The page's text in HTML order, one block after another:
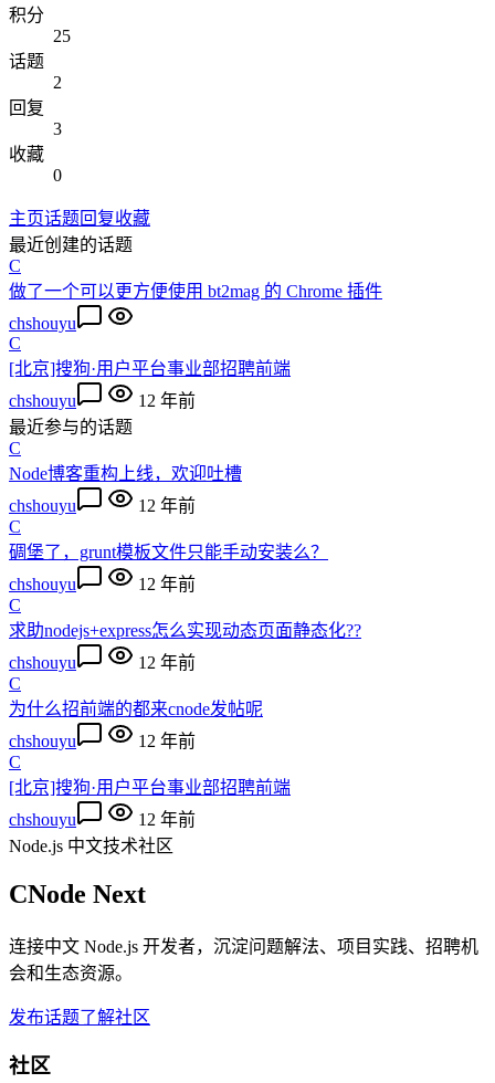
积分
25
话题
2
回复
3
收藏
0
主页话题回复收藏
最近创建的话题
C
做了一个可以更方便使用 bt2mag 的 Chrome 插件
chshouyu
C
[北京]搜狗·用户平台事业部招聘前端
chshouyu
12 年前
最近参与的话题
C
Node博客重构上线，欢迎吐槽
chshouyu
12 年前
C
碉堡了，grunt模板文件只能手动安装么？
chshouyu
12 年前
C
求助nodejs+express怎么实现动态页面静态化??
chshouyu
12 年前
C
为什么招前端的都来cnode发帖呢
chshouyu
12 年前
C
[北京]搜狗·用户平台事业部招聘前端
chshouyu
12 年前
Node.js 中文技术社区
CNode Next
连接中文 Node.js 开发者，沉淀问题解法、项目实践、招聘机
会和生态资源。
发布话题了解社区
社区